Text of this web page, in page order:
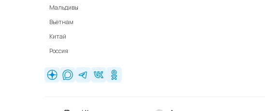
Мальдивы
Вьетнам
Китай
Россия